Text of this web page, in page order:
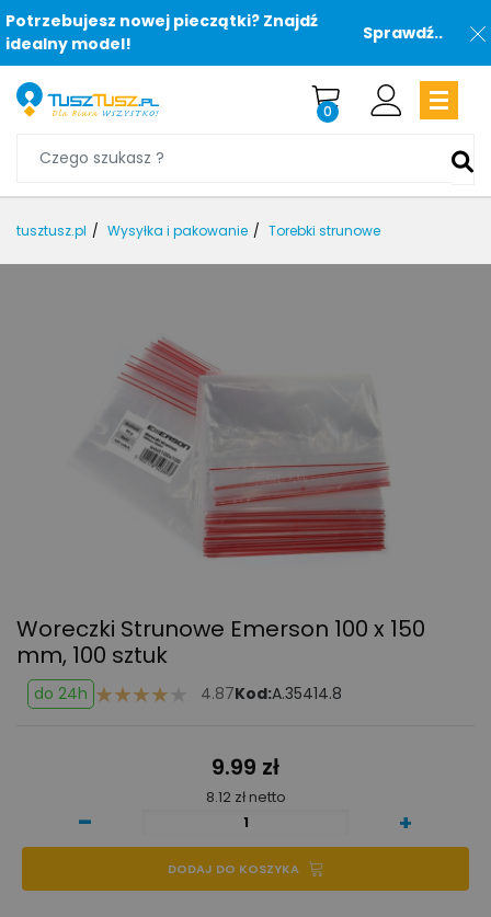
Potrzebujesz nowej pieczątki? Znajdź
idealny model!
Sprawdź..
0
tusztusz.pl Wysyłka i pakowanie Torebki strunowe
Woreczki Strunowe Emerson 100 x 150
mm, 100 sztuk
do 24h 4.87Kod:A.35414.8
9.99 zł
8.12 zł netto
- +
DODAJ DO KOSZYKA